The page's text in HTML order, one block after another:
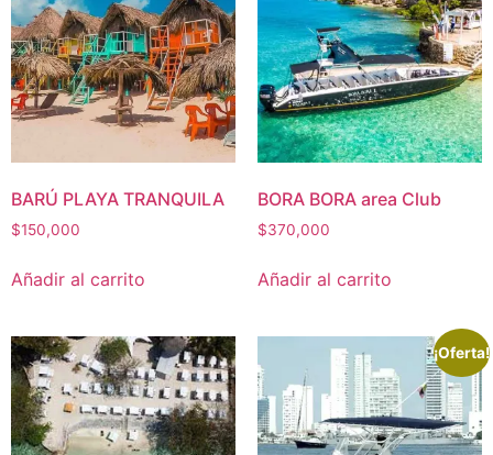
BARÚ PLAYA TRANQUILA
$150,000
Añadir al carrito
BORA BORA area Club
$370,000
Añadir al carrito
¡Oferta!